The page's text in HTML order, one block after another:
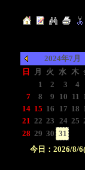
2024年7月
日
月 火 水 木
1 2 3 4
7
8 9 10 11
14 15 16 17 18
21 22 23 24 25
28 29 30 31
今日：2026/8/